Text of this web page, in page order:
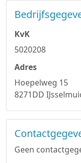
KvK
5020208
Adres
Hoepelweg 15
8271DD
Geen